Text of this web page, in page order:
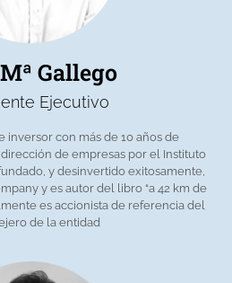
Gallego
Ejecutivo
inversor con más de 10 años de
de empresas por el Instituto
y desinvertido exitosamente,
y es autor del libro “a 42 km de
es accionista de referencia del
de la entidad